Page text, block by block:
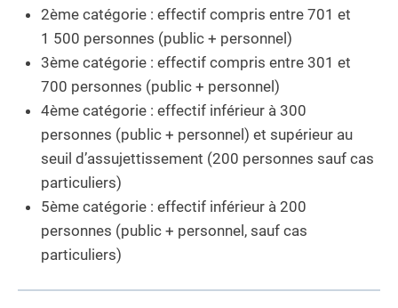
2ème catégorie : effectif compris entre 701 et
1 500 personnes (public + personnel)
3ème catégorie : effectif compris entre 301 et
700 personnes (public + personnel)
4ème catégorie : effectif inférieur à 300
personnes (public + personnel) et supérieur au
seuil d’assujettissement (200 personnes sauf cas
particuliers)
5ème catégorie : effectif inférieur à 200
personnes (public + personnel, sauf cas
particuliers)